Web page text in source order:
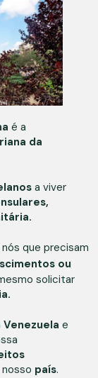
é a
da
a viver
que precisam
ou
solicitar
Venezuela e
país.